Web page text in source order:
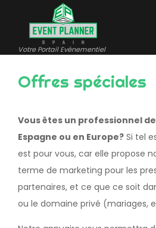
contenu
Votre Portail Evénementiel
Offres spéciales
Vous êtes un professionnel
Espagne ou en Europe? Si tel
est pour vous, car elle propose
terme de marketing pour les
partenaires, et ce que ce soit
ou le domaine privé (mariages,